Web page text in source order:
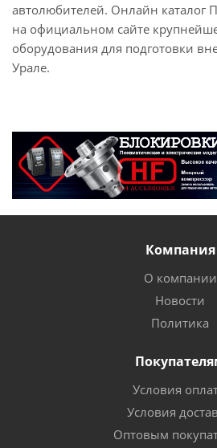
автолюбителей. Онлайн каталог
на официальном сайте
оборудования для подготовки
Урале.
Компания
О компании
Новости
Политика
Условия
Условия
Оптовым